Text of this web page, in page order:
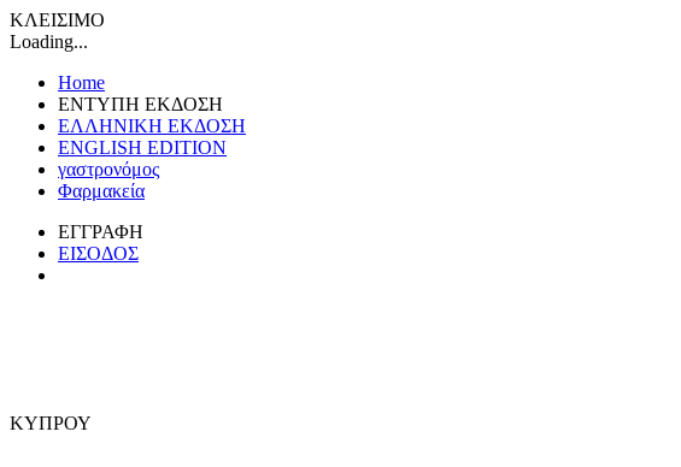
ΚΛΕΙΣΙΜΟ
Loading...
Home
ΕΝΤΥΠΗ ΕΚΔΟΣΗ
ΕΛΛΗΝΙΚΗ ΕΚΔΟΣΗ
ENGLISH EDITION
γαστρονόμος
Φαρμακεία
ΕΓΓΡΑΦΗ
ΕΙΣΟΔΟΣ
ΚΥΠΡΟΥ